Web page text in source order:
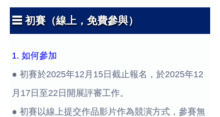
☰ 初賽（線上，免費參與）
1. 如何參加
● 初賽於2025年12月15日截止報名，於2025年12
月17日至22日開展評審工作。
● 初賽以線上提交作品影片作為競演方式，參賽無